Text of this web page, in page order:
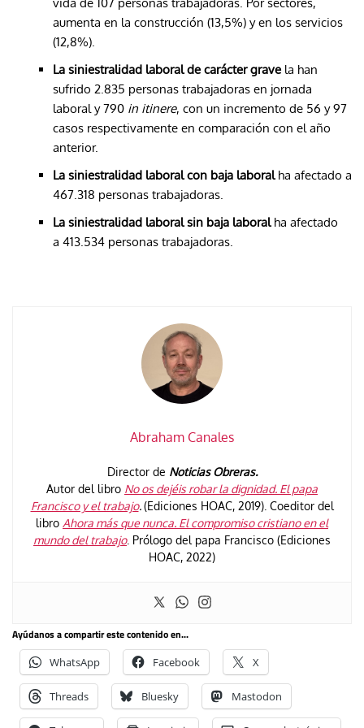
vida de 107 personas trabajadoras. Por sectores,
aumenta en la construcción (13,5%) y en los servicios
(12,8%).
La siniestralidad laboral de carácter grave la han
sufrido 2.835 personas trabajadoras en jornada
laboral y 790 in itinere, con un incremento de 56 y 97
casos respectivamente en comparación con el año
anterior​.
La siniestralidad laboral con baja laboralha afectado a
467.318 personas trabajadoras.
La siniestralidad laboral sin baja laboralha afectado
a 413.534 personas trabajadoras.
Abraham Canales
Director de Noticias Obreras.
Autor del libro No os dejéis robar la dignidad. El papa
Francisco y el trabajo.(Ediciones HOAC, 2019). Coeditor del
libro Ahora más que nunca. El compromiso cristiano en el
mundo del trabajo. Prólogo del papa Francisco (Ediciones
HOAC, 2022)
Ayúdanos a compartir este contenido en...
WhatsApp Facebook X
Threads Bluesky Mastodon